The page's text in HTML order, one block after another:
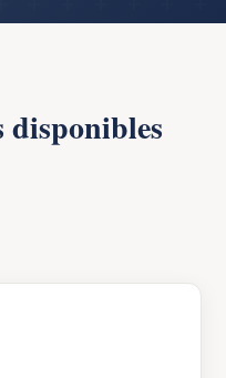
disponibles